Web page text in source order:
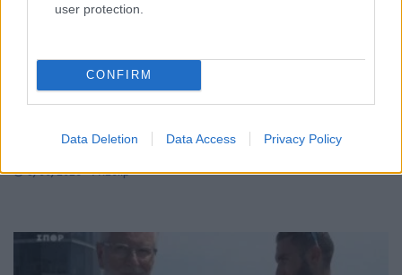
user protection.
CONFIRM
Data Deletion Data Access Privacy Policy
ΑΘΛΗΤΙΣΜΟΣ
Γκεβόργκ Χαρουτιουνιάν: Χάλκινο στο
3/08/2026 - 11:28πμ